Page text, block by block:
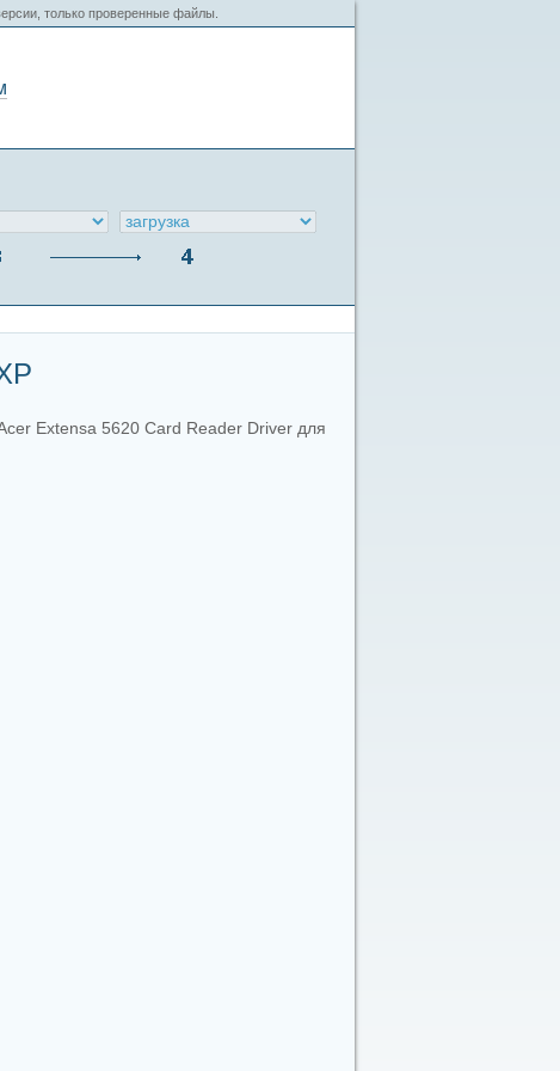
только проверенные файлы.
Extensa 5620 Card Reader Driver для